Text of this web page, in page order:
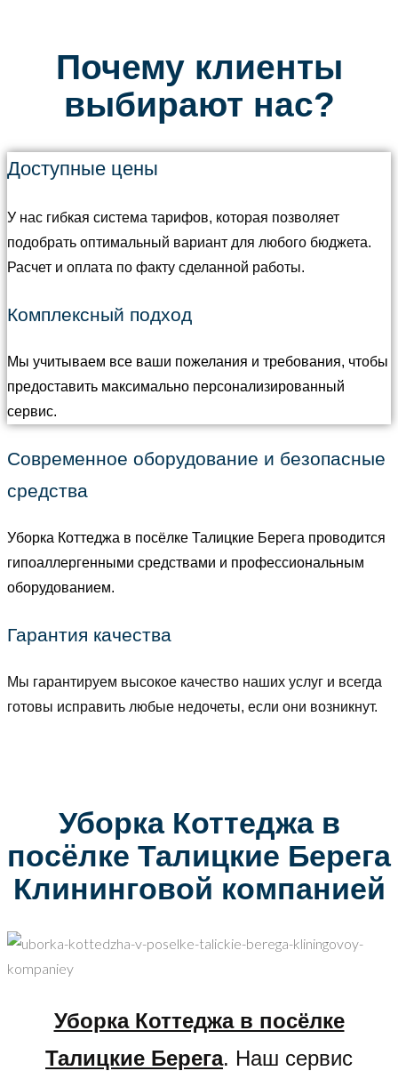
Почему клиенты
выбирают нас?
Доступные цены
У нас гибкая система тарифов, которая позволяет
подобрать оптимальный вариант для любого бюджета.
Расчет и оплата по факту сделанной работы.
Комплексный подход
Мы учитываем все ваши пожелания и требования, чтобы
предоставить максимально персонализированный
сервис.
Современное оборудование и безопасные
средства
Уборка Коттеджа в посёлке Талицкие Берега проводится
гипоаллергенными средствами и профессиональным
оборудованием.
Гарантия качества
Мы гарантируем высокое качество наших услуг и всегда
готовы исправить любые недочеты, если они возникнут.
Уборка Коттеджа в
посёлке Талицкие Берега
Клининговой компанией
Уборка Коттеджа в посёлке
Талицкие Берега. Наш сервис